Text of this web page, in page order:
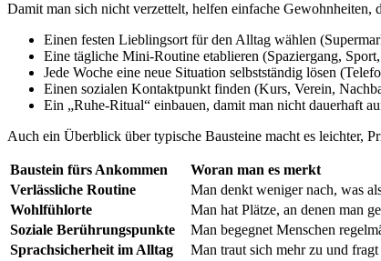
Damit man sich nicht verzettelt, helfen einfache Gewohnheiten,
Einen festen Lieblingsort für den Alltag wählen
Eine tägliche Mini-Routine etablieren (Spaziergang,
Jede Woche eine neue Situation selbstständig lösen
Einen sozialen Kontaktpunkt finden (Kurs, Verein,
Ein „Ruhe-Ritual“ einbauen, damit man nicht dauerhaft
Auch ein Überblick über typische Bausteine macht es leichter,
Baustein fürs Ankommen Woran man es merkt
Verlässliche Routine
Man denkt weniger nach, was
Wohlfühlorte
Man hat Plätze, an denen man
Soziale Berührungspunkte
Man begegnet Menschen
Sprachsicherheit im Alltag
Man traut sich mehr zu und fragt